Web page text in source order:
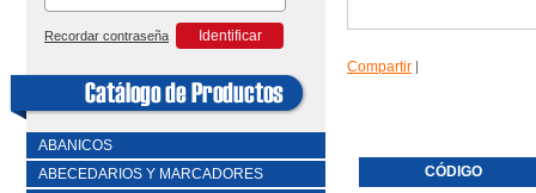
Recordar contraseña Identificar
ABANICOS
ABECEDARIOS Y MARCADORES
Compartir
CÓDIGO